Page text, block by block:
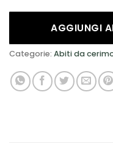
AGGIUNGI
Categorie: Abiti da